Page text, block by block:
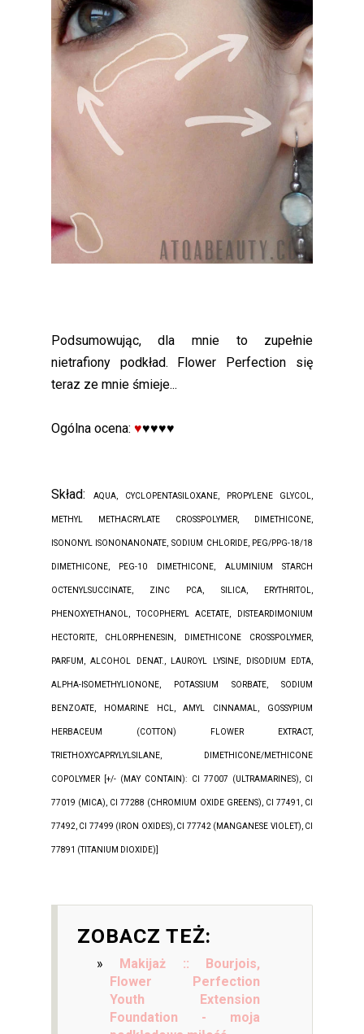
Podsumowując, dla mnie to zupełnie
nietrafiony podkład. Flower Perfection się
teraz ze mnie śmieje...
Ogólna ocena: ♥♥♥♥♥
Skład:AQUA, CYCLOPENTASILOXANE, PROPYLENE GLYCOL,
METHYL METHACRYLATE CROSSPOLYMER, DIMETHICONE,
ISONONYL ISONONANONATE, SODIUM CHLORIDE, PEG/PPG-18/18
DIMETHICONE, PEG-10 DIMETHICONE, ALUMINIUM STARCH
OCTENYLSUCCINATE, ZINC PCA, SILICA, ERYTHRITOL,
PHENOXYETHANOL, TOCOPHERYL ACETATE, DISTEARDIMONIUM
HECTORITE, CHLORPHENESIN, DIMETHICONE CROSSPOLYMER,
PARFUM, ALCOHOL DENAT., LAUROYL LYSINE, DISODIUM EDTA,
ALPHA-ISOMETHYLIONONE, POTASSIUM SORBATE, SODIUM
BENZOATE, HOMARINE HCL, AMYL CINNAMAL, GOSSYPIUM
HERBACEUM (COTTON) FLOWER EXTRACT,
TRIETHOXYCAPRYLYLSILANE, DIMETHICONE/METHICONE
COPOLYMER [+/- (MAY CONTAIN): CI 77007 (ULTRAMARINES), CI
77019 (MICA), CI 77288 (CHROMIUM OXIDE GREENS), CI 77491, CI
77492, CI 77499 (IRON OXIDES), CI 77742 (MANGANESE VIOLET), CI
77891 (TITANIUM DIOXIDE)]
ZOBACZ TEŻ:
Makijaż :: Bourjois,
Flower Perfection
Youth Extension
Foundation - moja